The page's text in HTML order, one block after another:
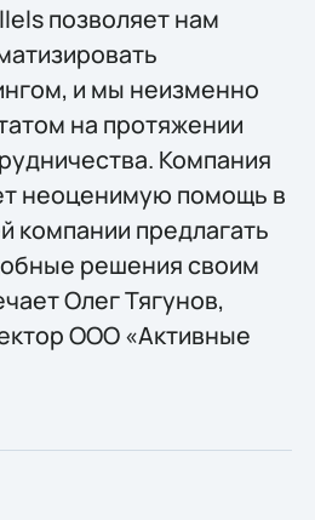
позволяет нам
и мы неизменно
на протяжении
Компания
неоценимую помощь в
компании предлагать
решения своим
Олег Тягунов,
ООО «Активные